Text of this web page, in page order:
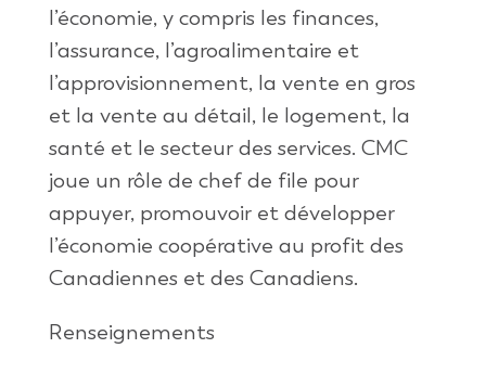
l’économie, y compris les finances,
l’assurance, l’agroalimentaire et
l’approvisionnement, la vente en gros
et la vente au détail, le logement, la
santé et le secteur des services. CMC
joue un rôle de chef de file pour
appuyer, promouvoir et développer
l’économie coopérative au profit des
Canadiennes et des Canadiens.
Renseignements